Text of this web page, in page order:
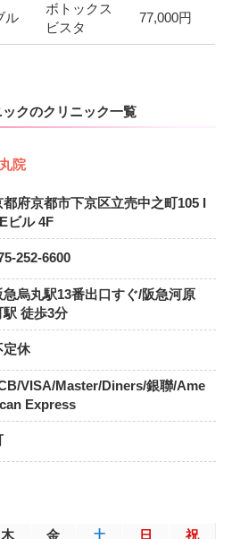
ル
ボトックス
ビスタ
77,000円
クのクリニック一覧
院
都府京都市下京区立売中之町105 I
ビル 4F
252-6600
急烏丸駅13番出口すぐ/阪急河原
駅 徒歩3分
定休
VISA/Master/Diners/銀聯/Ame
Express
木 金 土 日 祝